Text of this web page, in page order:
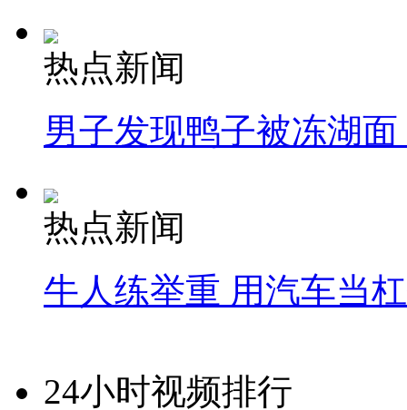
热点新闻
男子发现鸭子被冻湖
热点新闻
牛人练举重 用汽车当
24小时视频排行